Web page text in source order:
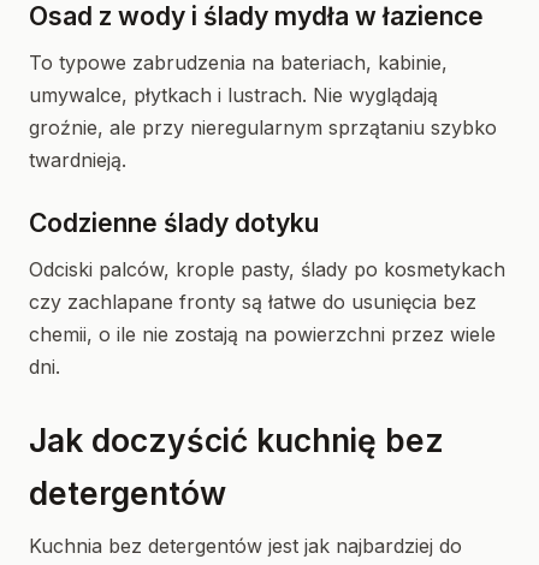
Osad z wody i ślady mydła w łazience
To typowe zabrudzenia na bateriach, kabinie,
umywalce, płytkach i lustrach. Nie wyglądają
groźnie, ale przy nieregularnym sprzątaniu szybko
twardnieją.
Codzienne ślady dotyku
Odciski palców, krople pasty, ślady po kosmetykach
czy zachlapane fronty są łatwe do usunięcia bez
chemii, o ile nie zostają na powierzchni przez wiele
dni.
Jak doczyścić kuchnię bez
detergentów
Kuchnia bez detergentów jest jak najbardziej do